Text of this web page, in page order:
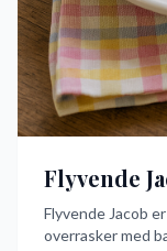
Flyvende
Flyvende Jacob
overrasker med